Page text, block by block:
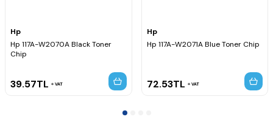
Hp
Hp 117A-W2070A Black Toner
Chip
39.57TL VAT
Hp
Hp 117A-W2071A Blue Toner Chip
72.53TL VAT